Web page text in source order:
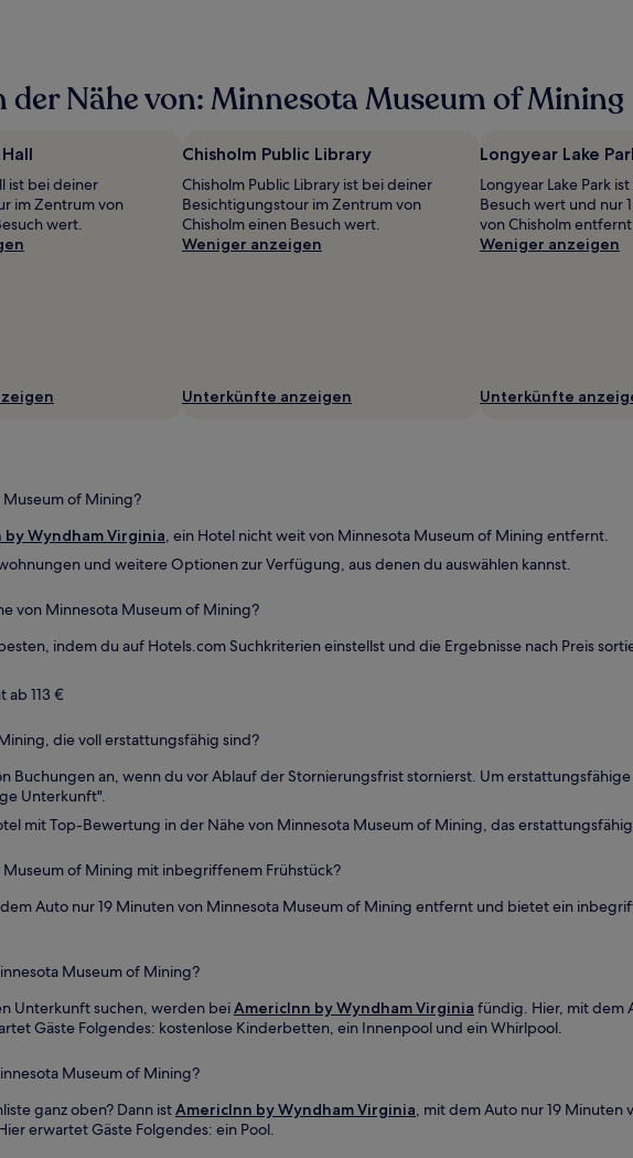
Nähe von: Minnesota Museum of Mining
ist bei deiner
im Zentrum von
wert.
Chisholm Public Library
Chisholm Public Library ist bei deiner
Besichtigungstour im Zentrum von
Chisholm einen Besuch wert.
Weniger anzeigen
Unterkünfte anzeigen
Longyear Lake
Longyear Lake Park
Besuch wert und nur
von Chisholm
Weniger anzeigen
Unterkünfte
Museum of Mining?
by Wyndham Virginia, ein Hotel nicht weit von Minnesota Museum of Mining entfernt.
und weitere Optionen zur Verfügung, aus denen du auswählen kannst.
von Minnesota Museum of Mining?
indem du auf Hotels.com Suchkriterien einstellst und die Ergebnisse nach Preis
113 €
die voll erstattungsfähig sind?
Buchungen an, wenn du vor Ablauf der Stornierungsfrist stornierst. Um
Unterkunft".
mit Top-Bewertung in der Nähe von Minnesota Museum of Mining, das
of Mining mit inbegriffenem Frühstück?
Auto nur 19 Minuten von Minnesota Museum of Mining entfernt und bietet ein
Museum of Mining?
Unterkunft suchen, werden beiAmericInn by Wyndham Virginia fündig. Hier, mit dem
Gäste Folgendes: kostenlose Kinderbetten, ein Innenpool und ein Whirlpool.
Museum of Mining?
ganz oben? Dann istAmericInn by Wyndham Virginia, mit dem Auto nur 19 Minuten
erwartet Gäste Folgendes: ein Pool.